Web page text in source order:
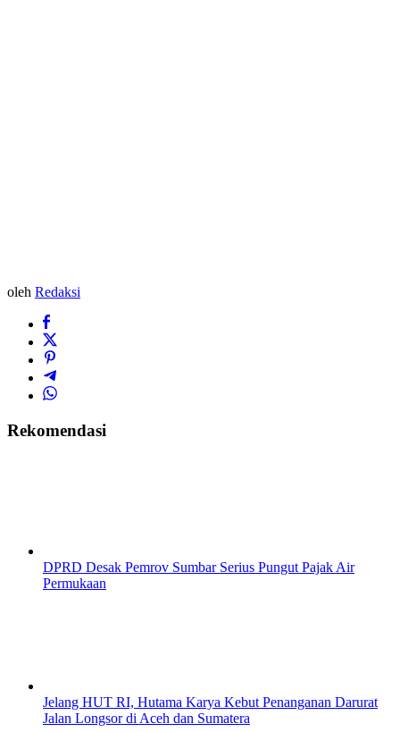
oleh Redaksi
Rekomendasi
DPRD Desak Pemrov Sumbar Serius Pungut Pajak Air
Permukaan
Jelang HUT RI, Hutama Karya Kebut Penanganan Darurat
Jalan Longsor di Aceh dan Sumatera